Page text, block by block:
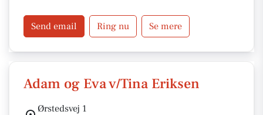
Send email Ring nu Se mere
Adam og Eva v/Tina Eriksen
Ørstedsvej 1